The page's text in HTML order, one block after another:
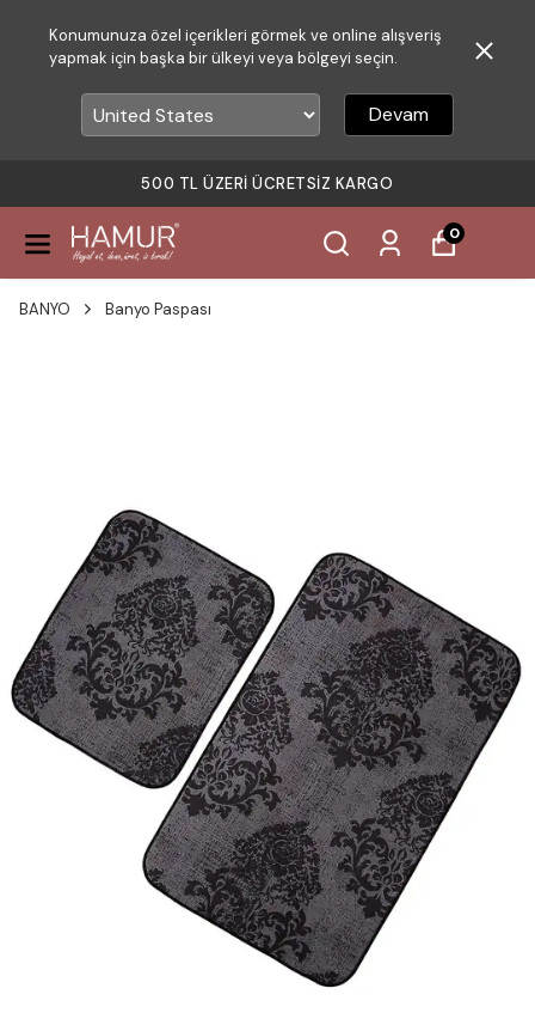
Konumunuza özel içerikleri görmek ve online alışveriş
yapmak için başka bir ülkeyi veya bölgeyi seçin.
Devam
500 TL ÜZERI ÜCRETSIZ KARGO
0
BANYO Banyo Paspası